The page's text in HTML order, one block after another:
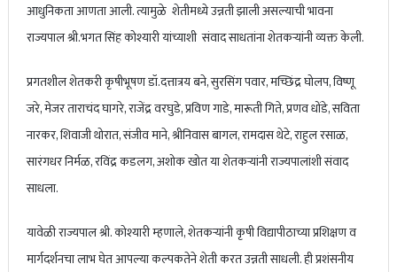
आधुनिकता आणता आली. त्यामुळे शेतीमध्ये उन्नती झाली असल्याची भावना
राज्यपाल श्री.भगत सिंह कोश्यारी यांच्याशी संवाद साधतांना शेतकऱ्यांनी व्यक्त केली.
प्रगतशील शेतकरी कृषीभूषण डॉ.दत्तात्रय बने, सुरसिंग पवार, मच्छिंद्र घोलप, विष्णू
जरे, मेजर ताराचंद घागरे, राजेंद्र वरघुडे, प्रविण गाडे, मारूती गिते, प्रणव धोंडे, सविता
नारकर, शिवाजी थोरात, संजीव माने, श्रीनिवास बागल, रामदास थेटे, राहुल रसाळ,
सारंगधर निर्मळ, रविंद्र कडलग, अशोक खोत या शेतकऱ्यांनी राज्यपालांशी संवाद
साधला.
यावेळी राज्यपाल श्री. कोश्यारी म्हणाले, शेतकऱ्यांनी कृषी विद्यापीठाच्या प्रशिक्षण व
मार्गदर्शनचा लाभ घेत आपल्या कल्पकतेने शेती करत उन्नती साधली. ही प्रशंसनीय